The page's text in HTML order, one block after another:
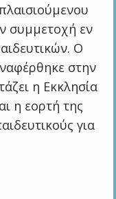
συμμετοχή εν
Ο
στην
η Εκκλησία
η εορτή της
για